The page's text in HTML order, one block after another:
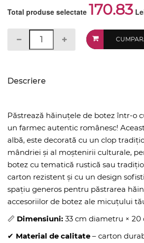
Total produse selectate 170.83
Descriere
Păstrează hăinuțele de botez într-o
un farmec autentic românesc!
albă, este decorată cu un clop
mândriei și al moștenirii culturale,
botez cu tematică rustică sau
carton rezistent și cu un design
spațiu generos pentru păstrarea
accesoriilor de botez ale micuțului
📏 Dimensiuni: 33 cm diametru ×
✔ Material de calitate – carton